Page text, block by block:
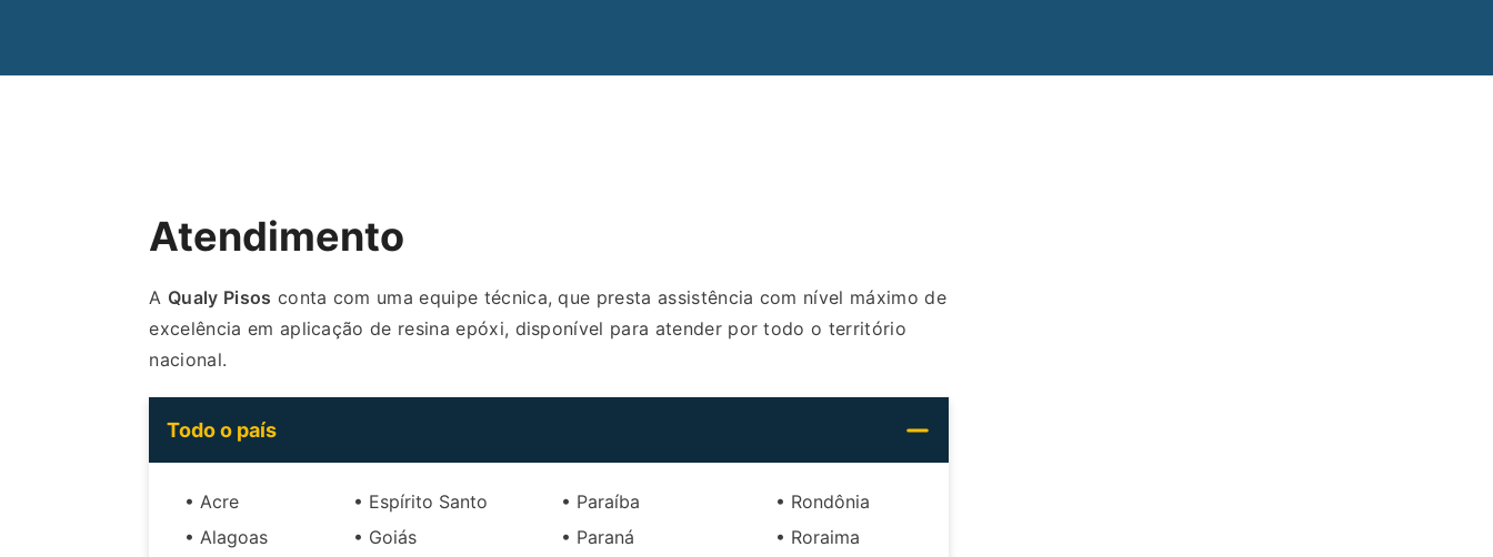
Atendimento
A Qualy Pisos conta com uma equipe técnica, que presta assistência com nível máximo de
excelência em aplicação de resina epóxi, disponível para atender por todo o território
nacional.
Todo o país
• Acre
• Alagoas
• Espírito Santo
• Goiás
• Paraíba
• Paraná
• Rondônia
• Roraima